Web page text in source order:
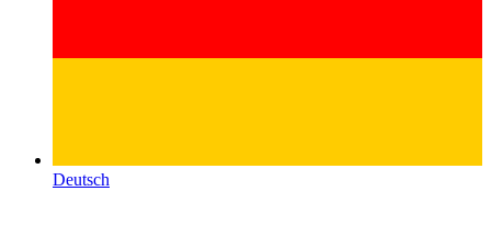
Deutsch